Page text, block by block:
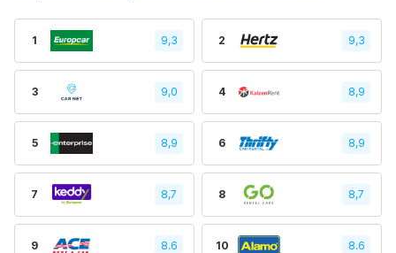
1 9,3 2 9,3
3 9,0 4 8,9
5 8,9 6 8,9
7 8,7 8 8,7
9 8.6 10 8.6